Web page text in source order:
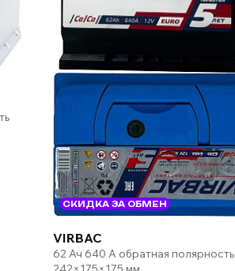
СКИДКА ЗА ОБМЕН
VIRBAC
62 Ач 640 А обратная полярность